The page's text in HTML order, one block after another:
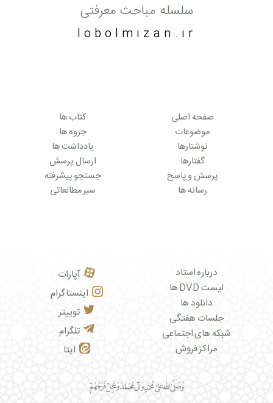
سلسله مباحث معرفتی
lobolmizan.ir
صفحه اصلی
موضوعات
نوشتارها
گفتارها
پرسش و پاسخ
رسانه ها
کتاب ها
جزوه ها
یادداشت ها
ارسال پرسش
جستجو پیشرفته
سیر مطالعاتی
درباره استاد
لیست DVD ها
دانلود ها
جلسات هفتگی
شبکه های اجتماعی
مراکز فروش
آپارات
اینستاگرام
توییتر
تلگرام
ایتا